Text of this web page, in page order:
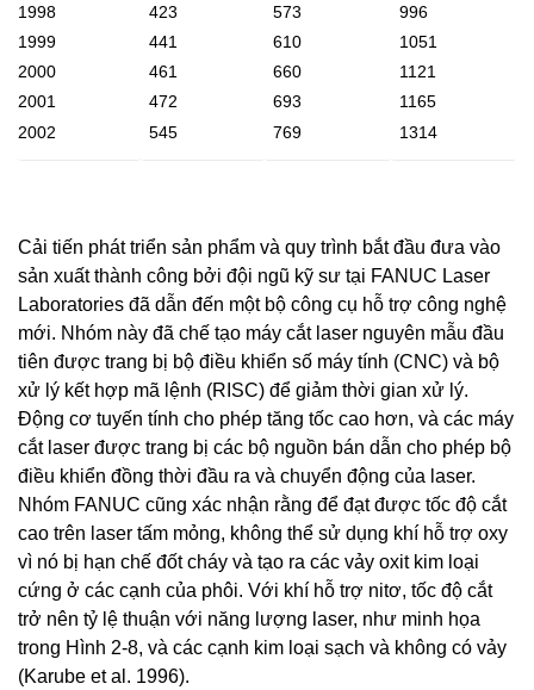
1998
1999
2000
2001
2002
423
441
461
472
545
573
610
660
693
769
996
1051
1121
1165
1314
Cải tiến phát triển sản phẩm và quy trình bắt đầu đưa vào
sản xuất thành công bởi đội ngũ kỹ sư tại FANUC Laser
Laboratories đã dẫn đến một bộ công cụ hỗ trợ công nghệ
mới. Nhóm này đã chế tạo máy cắt laser nguyên mẫu đầu
tiên được trang bị bộ điều khiển số máy tính (CNC) và bộ
xử lý kết hợp mã lệnh (RISC) để giảm thời gian xử lý.
Động cơ tuyến tính cho phép tăng tốc cao hơn, và các máy
cắt laser được trang bị các bộ nguồn bán dẫn cho phép bộ
điều khiển đồng thời đầu ra và chuyển động của laser.
Nhóm FANUC cũng xác nhận rằng để đạt được tốc độ cắt
cao trên laser tấm mỏng, không thể sử dụng khí hỗ trợ oxy
vì nó bị hạn chế đốt cháy và tạo ra các vảy oxit kim loại
cứng ở các cạnh của phôi. Với khí hỗ trợ nitơ, tốc độ cắt
trở nên tỷ lệ thuận với năng lượng laser, như minh họa
trong Hình 2-8, và các cạnh kim loại sạch và không có vảy
(Karube et al. 1996).